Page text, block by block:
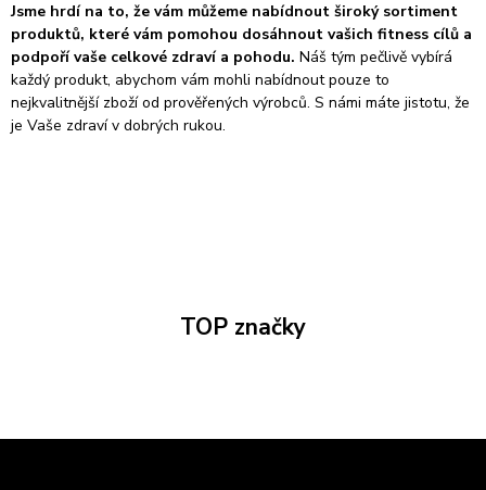
Jsme hrdí na to, že vám můžeme nabídnout široký sortiment
produktů, které vám pomohou dosáhnout vašich fitness cílů a
podpoří vaše celkové zdraví a pohodu. Náš tým pečlivě vybírá
každý produkt, abychom vám mohli nabídnout pouze to
nejkvalitnější zboží od prověřených výrobců. S námi máte jistotu, že
je Vaše zdraví v dobrých rukou.
TOP značky